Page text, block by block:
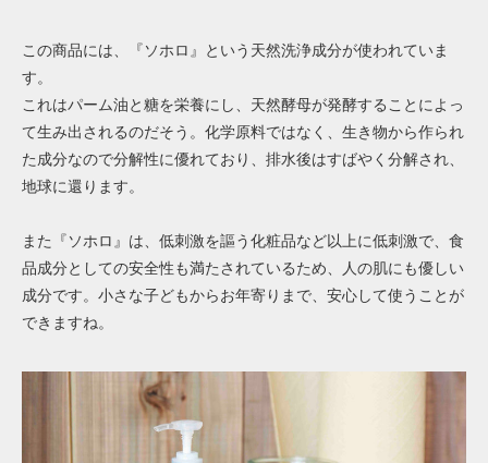
この商品には、『ソホロ』という天然洗浄成分が使われていま
す。
これはパーム油と糖を栄養にし、天然酵母が発酵することによっ
て生み出されるのだそう。化学原料ではなく、生き物から作られ
た成分なので分解性に優れており、排水後はすばやく分解され、
地球に還ります。
また『ソホロ』は、低刺激を謳う化粧品など以上に低刺激で、食
品成分としての安全性も満たされているため、人の肌にも優しい
成分です。小さな子どもからお年寄りまで、安心して使うことが
できますね。